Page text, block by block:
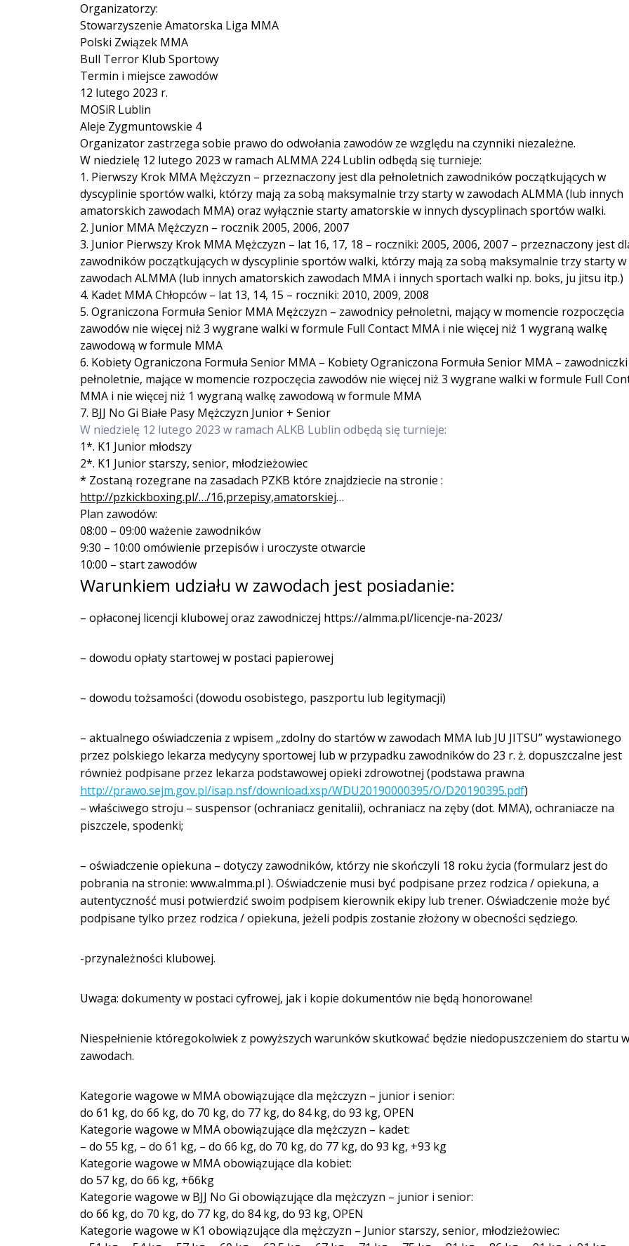
Organizatorzy:
Stowarzyszenie Amatorska Liga MMA
Polski Związek MMA
Bull Terror Klub Sportowy
Termin i miejsce zawodów
12 lutego 2023 r.
MOSiR Lublin
Aleje Zygmuntowskie 4
Organizator zastrzega sobie prawo do odwołania zawodów ze względu na czynniki niezależne.
W niedzielę 12 lutego 2023 w ramach ALMMA 224 Lublin odbędą się turnieje:
1. Pierwszy Krok MMA Mężczyzn – przeznaczony jest dla pełnoletnich zawodników początkujących w
dyscyplinie sportów walki, którzy mają za sobą maksymalnie trzy starty w zawodach ALMMA (lub innych
amatorskich zawodach MMA) oraz wyłącznie starty amatorskie w innych dyscyplinach sportów walki.
2. Junior MMA Mężczyzn – rocznik 2005, 2006, 2007
3. Junior Pierwszy Krok MMA Mężczyzn – lat 16, 17, 18 – roczniki: 2005, 2006, 2007 – przeznaczony jest
zawodników początkujących w dyscyplinie sportów walki, którzy mają za sobą maksymalnie trzy starty w
zawodach ALMMA (lub innych amatorskich zawodach MMA i innych sportach walki np. boks, ju jitsu itp.)
4. Kadet MMA Chłopców – lat 13, 14, 15 – roczniki: 2010, 2009, 2008
5. Ograniczona Formuła Senior MMA Mężczyzn – zawodnicy pełnoletni, mający w momencie rozpoczęcia
zawodów nie więcej niż 3 wygrane walki w formule Full Contact MMA i nie więcej niż 1 wygraną walkę
zawodową w formule MMA
6. Kobiety Ograniczona Formuła Senior MMA – Kobiety Ograniczona Formuła Senior MMA – zawodniczki
pełnoletnie, mające w momencie rozpoczęcia zawodów nie więcej niż 3 wygrane walki w formule Full
MMA i nie więcej niż 1 wygraną walkę zawodową w formule MMA
7. BJJ No Gi Białe Pasy Mężczyzn Junior + Senior
W niedzielę 12 lutego 2023 w ramach ALKB Lublin odbędą się turnieje:
1*. K1 Junior młodszy
2*. K1 Junior starszy, senior, młodzieżowiec
* Zostaną rozegrane na zasadach PZKB które znajdziecie na stronie :
http://pzkickboxing.pl/…/16,przepisy,amatorskiej…
Plan zawodów:
08:00 – 09:00 ważenie zawodników
9:30 – 10:00 omówienie przepisów i uroczyste otwarcie
10:00 – start zawodów
Warunkiem udziału w zawodach jest posiadanie:
– opłaconej licencji klubowej oraz zawodniczej https://almma.pl/licencje-na-2023/
– dowodu opłaty startowej w postaci papierowej
– dowodu tożsamości (dowodu osobistego, paszportu lub legitymacji)
– aktualnego oświadczenia z wpisem „zdolny do startów w zawodach MMA lub JU JITSU” wystawionego
przez polskiego lekarza medycyny sportowej lub w przypadku zawodników do 23 r. ż. dopuszczalne jest
również podpisane przez lekarza podstawowej opieki zdrowotnej (podstawa prawna
http://prawo.sejm.gov.pl/isap.nsf/download.xsp/WDU20190000395/O/D20190395.pdf)
– właściwego stroju – suspensor (ochraniacz genitalii), ochraniacz na zęby (dot. MMA), ochraniacze na
piszczele, spodenki;
– oświadczenie opiekuna – dotyczy zawodników, którzy nie skończyli 18 roku życia (formularz jest do
pobrania na stronie: www.almma.pl ). Oświadczenie musi być podpisane przez rodzica / opiekuna, a
autentyczność musi potwierdzić swoim podpisem kierownik ekipy lub trener. Oświadczenie może być
podpisane tylko przez rodzica / opiekuna, jeżeli podpis zostanie złożony w obecności sędziego.
-przynależności klubowej.
Uwaga: dokumenty w postaci cyfrowej, jak i kopie dokumentów nie będą honorowane!
Niespełnienie któregokolwiek z powyższych warunków skutkować będzie niedopuszczeniem do startu
zawodach.
Kategorie wagowe w MMA obowiązujące dla mężczyzn – junior i senior:
do 61 kg, do 66 kg, do 70 kg, do 77 kg, do 84 kg, do 93 kg, OPEN
Kategorie wagowe w MMA obowiązujące dla mężczyzn – kadet:
– do 55 kg, – do 61 kg, – do 66 kg, do 70 kg, do 77 kg, do 93 kg, +93 kg
Kategorie wagowe w MMA obowiązujące dla kobiet:
do 57 kg, do 66 kg, +66kg
Kategorie wagowe w BJJ No Gi obowiązujące dla mężczyzn – junior i senior:
do 66 kg, do 70 kg, do 77 kg, do 84 kg, do 93 kg, OPEN
Kategorie wagowe w K1 obowiązujące dla mężczyzn – Junior starszy, senior, młodzieżowiec: